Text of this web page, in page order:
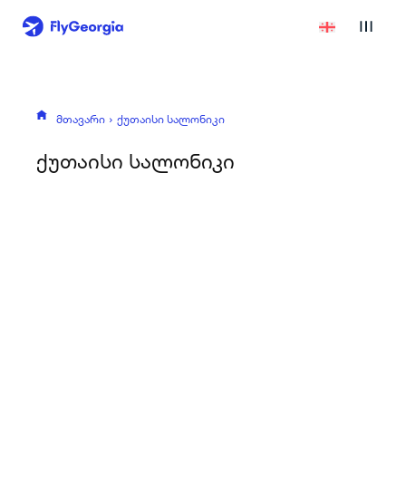
მთავარი ქუთაისი სალონიკი
ქუთაისი სალონიკი